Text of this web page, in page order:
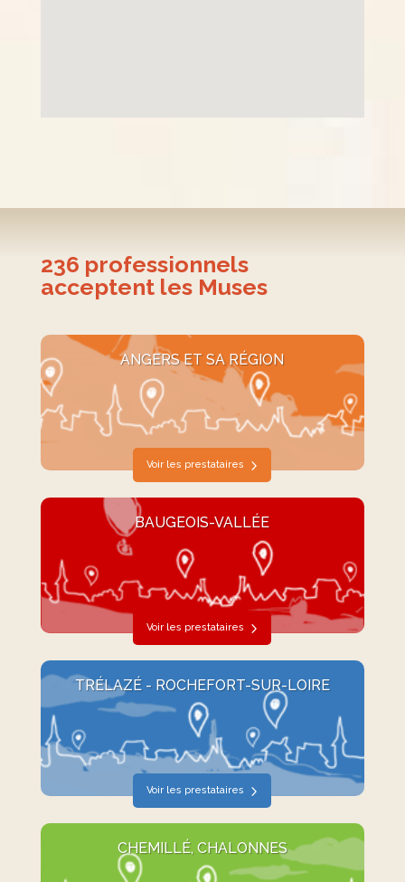
236 professionnels
acceptent les Muses
ANGERS ET SA RÉGION
Voir les prestataires
BAUGEOIS-VALLÉE
Voir les prestataires
TRÉLAZÉ - ROCHEFORT-SUR-LOIRE
Voir les prestataires
CHEMILLÉ, CHALONNES